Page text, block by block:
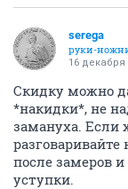
serega
руки-
16 декабря
Скидку можно
*накидки*, не
замануха. Если
после замеров
уступки.